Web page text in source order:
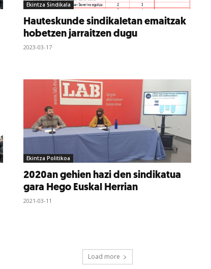
Ekintza Sindikala
Hauteskunde sindikaletan emaitzak
hobetzen jarraitzen dugu
2023-03-17
Ekintza Politikoa
2020an gehien hazi den sindikatua
gara Hego Euskal Herrian
2021-03-11
Load more